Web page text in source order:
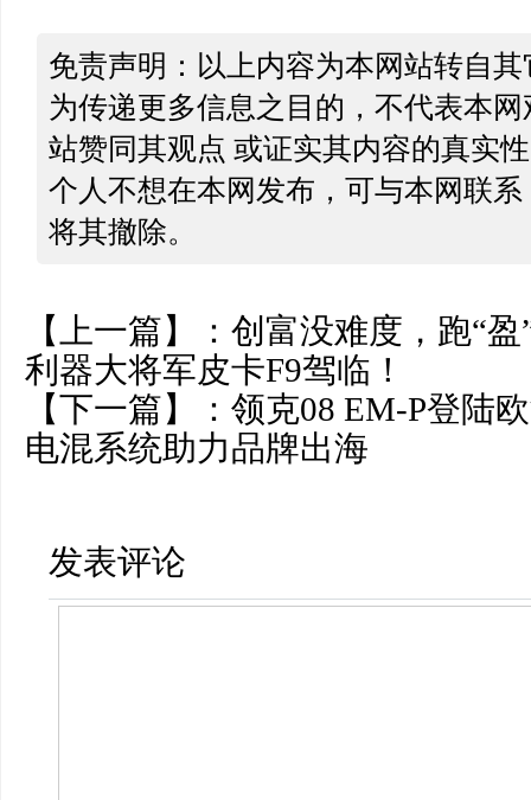
免责声明：以上内容为本网站转自
为传递更多信息之目的，不代表本
站赞同其观点 或证实其内容的真实
个人不想在本网发布，可与本网联
将其撤除。
【上一篇】： 创富没难度，跑“
利器大将军皮卡F9驾临！
【下一篇】： 领克08 EM-P登陆
电混系统助力品牌出海
发表评论